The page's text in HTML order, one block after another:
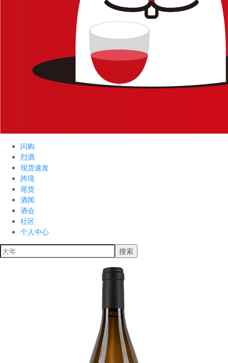
闪购
烈酒
现货速发
跨境
尾货
酒闻
酒会
社区
个人中心
搜索